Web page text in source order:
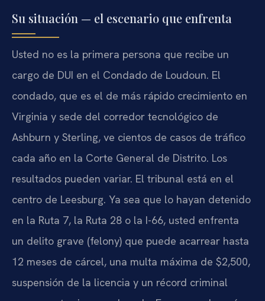
Su situación — el escenario que enfrenta
Usted no es la primera persona que recibe un
cargo de DUI en el Condado de Loudoun. El
condado, que es el de más rápido crecimiento en
Virginia y sede del corredor tecnológico de
Ashburn y Sterling, ve cientos de casos de tráfico
cada año en la Corte General de Distrito. Los
resultados pueden variar. El tribunal está en el
centro de Leesburg. Ya sea que lo hayan detenido
en la Ruta 7, la Ruta 28 o la I-66, usted enfrenta
un delito grave (felony) que puede acarrear hasta
12 meses de cárcel, una multa máxima de $2,500,
suspensión de la licencia y un récord criminal